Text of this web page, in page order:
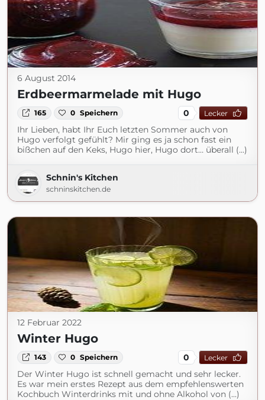
6 August 2014
Erdbeermarmelade mit Hugo
165 0 Speichern 0 Lecker
Ihr Lieben, habt Ihr Euch letzten Sommer auch von
Hugo verfolgt gefühlt? Mir ging es ja schon fast ein
bißchen auf den Keks, Hugo hier, Hugo dort… überall (...)
Schnin's Kitchen
schninskitchen.de
12 Februar 2022
Winter Hugo
143 0 Speichern 0 Lecker
Der Winter Hugo ist schnell gemacht und sehr lecker.
Es war mein erstes Rezept aus dem empfehlenswerten
Kochbuch Winterdrinks mit und ohne Alkohol von (...)